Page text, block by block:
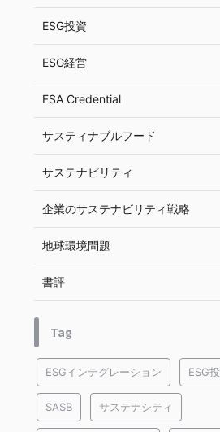
ESG投資
ESG経営
FSA Credential
サスティナブルフード
サステナビリティ
企業のサステナビリティ戦略
地球環境問題
書評
Tag
ESGインテグレーション ESG
SASB サステナシティ